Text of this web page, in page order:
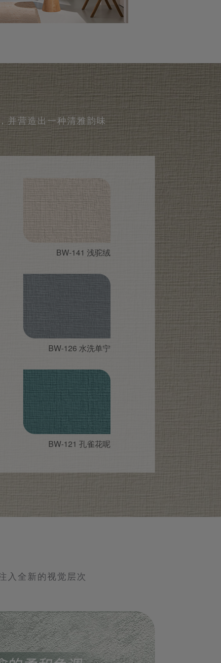
并营造出一种清雅韵味
BW-141 浅驼绒
BW-126 水洗单宁
BW-121 孔雀花呢
入全新的视觉层次